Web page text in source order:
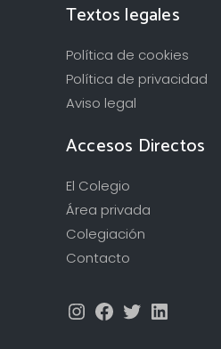
Textos legales
Política de cookies
Política de privacidad
Aviso legal
Accesos Directos
El Colegio
Área privada
Colegiación
Contacto
Instagram
Facebook
TwitterLinkedIn